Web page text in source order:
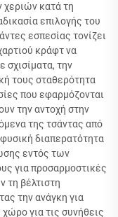
κατά τη
επιλογής του
εσπεσίας τονίζει
κράφτ να
σχισίματα, την
τους σταθερότητα
που εφαρμόζονται
την αντοχή στην
της τσάντας από
διαπερατότητα
εντός των
για προσαρμοστικές
τη βέλτιστη
την ανάγκη για
για τις συνήθεις